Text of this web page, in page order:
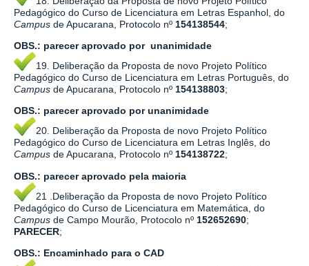
Pedagógico do Curso de Licenciatura em Letras Espanhol, do
Campus de Apucarana, Protocolo nº 154138544;
OBS.: parecer aprovado por unanimidade
19. Deliberação da Proposta de novo Projeto Político
Pedagógico do Curso de Licenciatura em Letras Português, do
Campus de Apucarana, Protocolo nº 154138803;
OBS.: parecer aprovado porunanimidade
20. Deliberação da Proposta de novo Projeto Político
Pedagógico do Curso de Licenciatura em Letras Inglês, do
Campus de Apucarana, Protocolo nº 154138722;
OBS.: parecer aprovado pela maioria
21 .Deliberação da Proposta de novo Projeto Político
Pedagógico do Curso de Licenciatura em Matemática, do
Campus de Campo Mourão, Protocolo nº 152652690;
PARECER;
OBS.: Encaminhado para o CAD